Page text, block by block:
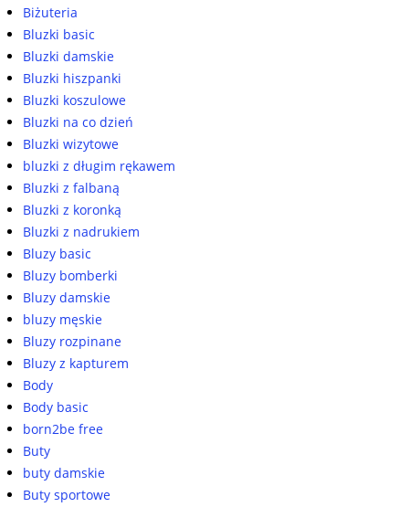
Biżuteria
Bluzki basic
Bluzki damskie
Bluzki hiszpanki
Bluzki koszulowe
Bluzki na co dzień
Bluzki wizytowe
bluzki z długim rękawem
Bluzki z falbaną
Bluzki z koronką
Bluzki z nadrukiem
Bluzy basic
Bluzy bomberki
Bluzy damskie
bluzy męskie
Bluzy rozpinane
Bluzy z kapturem
Body
Body basic
born2be free
Buty
buty damskie
Buty sportowe